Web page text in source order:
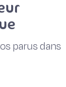
parus dans